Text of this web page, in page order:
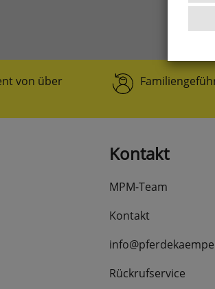
von über
Kontakt
MPM-Team
Kontakt
Rückrufservice